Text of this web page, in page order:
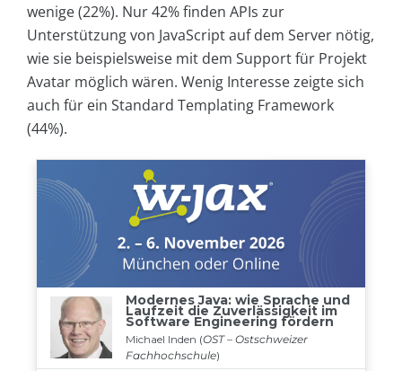
wenige (22%). Nur 42% finden APIs zur
Unterstützung von JavaScript auf dem Server nötig,
wie sie beispielsweise mit dem Support für Projekt
Avatar möglich wären. Wenig Interesse zeigte sich
auch für ein Standard Templating Framework
(44%).